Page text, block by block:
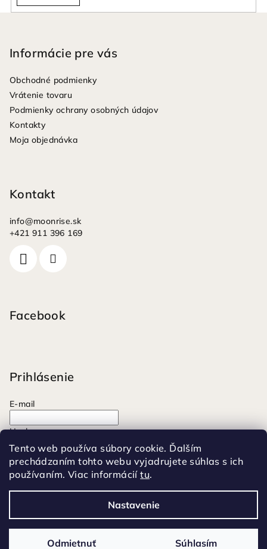
Tento web používa súbory cookie. Ďalším
prechádzaním tohto webu vyjadrujete súhlas s ich
používaním. Viac informáciítu.
Nastavenie
Odmietnuť Súhlasím
Informácie pre vás
Obchodné podmienky
Vrátenie tovaru
Podmienky ochrany osobných údajov
Kontakty
Moja objednávka
Kontakt
info@moonrise.sk
+421 911 396 169
Facebook
Prihlásenie
E-mail
Heslo
Prihlásiť sa
Nová registráciaZabudnuté heslo